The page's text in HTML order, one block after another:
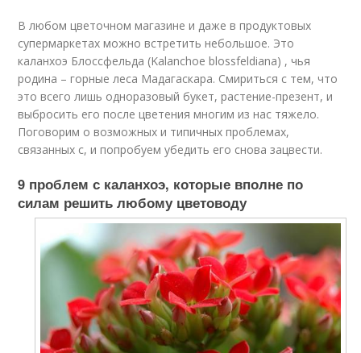
В любом цветочном магазине и даже в продуктовых
супермаркетах можно встретить небольшое. Это
каланхоэ Блоссфельда (Kalanchoe blossfeldiana) , чья
родина – горные леса Мадагаскара. Смириться с тем, что
это всего лишь одноразовый букет, растение-презент, и
выбросить его после цветения многим из нас тяжело.
Поговорим о возможных и типичных проблемах,
связанных с, и попробуем убедить его снова зацвести.
9 проблем с каланхоэ, которые вполне по
силам решить любому цветоводу